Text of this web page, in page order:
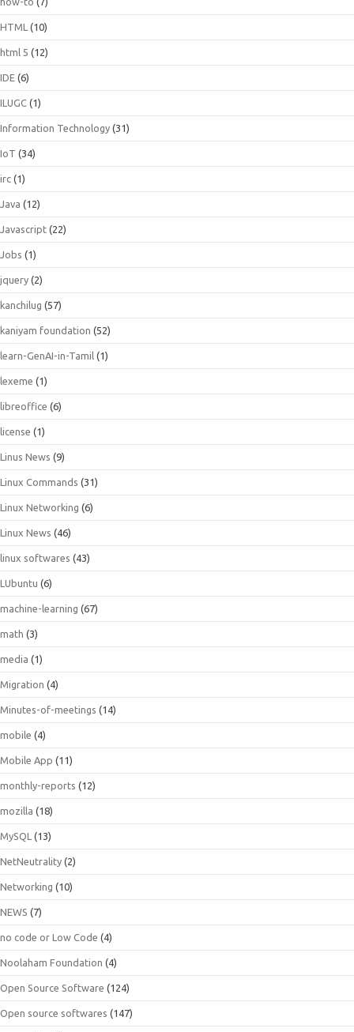
HTML (10)
html 5 (12)
IDE (6)
ILUGC (1)
Information Technology (31)
IoT (34)
irc (1)
Java (12)
Javascript (22)
Jobs (1)
jquery (2)
kanchilug (57)
kaniyam foundation (52)
learn-GenAI-in-Tamil (1)
lexeme (1)
libreoffice (6)
license (1)
Linus News (9)
Linux Commands (31)
Linux Networking (6)
Linux News (46)
linux softwares (43)
LUbuntu (6)
machine-learning (67)
math (3)
media (1)
Migration (4)
Minutes-of-meetings (14)
mobile (4)
Mobile App (11)
monthly-reports (12)
mozilla (18)
MySQL (13)
NetNeutrality (2)
Networking (10)
NEWS (7)
no code or Low Code (4)
Noolaham Foundation (4)
Open Source Software (124)
Open source softwares (147)